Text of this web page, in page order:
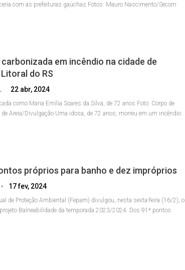
com as prefeituras gaúchas Fotos: Mauro Nascimento/Secom
em incêndio na cidade de
do RS
22 abr, 2024
como Maria Emília Soares da Silva, de 72 anos Foto: Corpo de
de Areia/Divulgação Uma idosa, de 72 anos, morreu em um incêndio
próprios para banho e dez impróprios
17 fev, 2024
de Proteção Ambiental (Fepam) divulgou, nesta sexta-feira (16/2), o
Balneabilidade da temporada 2023/2024. Dos 91* pontos